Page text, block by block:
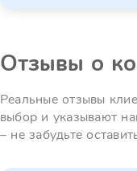
Отзывы о
Реальные отзывы
выбор и указывают
– не забудьте